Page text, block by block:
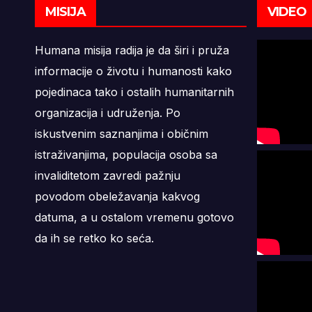
MISIJA
Humana misija radija je da širi i pruža
informacije o životu i humanosti kako
pojedinaca tako i ostalih humanitarnih
organizacija i udruženja. Po
iskustvenim saznanjima i običnim
istraživanjima, populacija osoba sa
invaliditetom zavredi pažnju
povodom obeležavanja kakvog
datuma, a u ostalom vremenu gotovo
da ih se retko ko seća.
VIDEO